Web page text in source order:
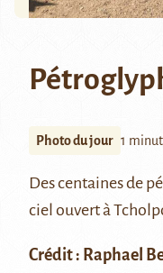
Photo du jour 1
Des centaines de
ciel ouvert à
Crédit : Raphael